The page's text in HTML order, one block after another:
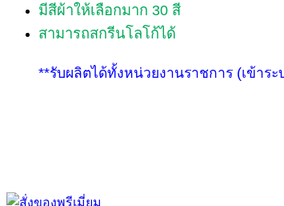
มีสีผ้าให้เลือกมาก 30 สี
สามารถสกรีนโลโก้ได้
**รับผลิตได้ทั้งหน่วยงานราชการ (เข้าร